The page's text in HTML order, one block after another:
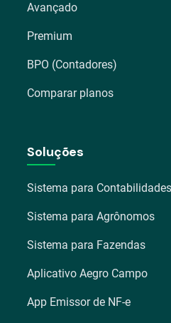
Avançado
Premium
BPO (Contadores)
Comparar planos
Soluções
Sistema para Contabilidades
Sistema para Agrônomos
Sistema para Fazendas
Aplicativo Aegro Campo
App Emissor de NF-e